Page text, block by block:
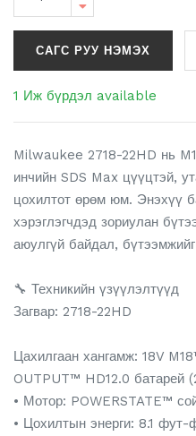
САГС РУУ НЭМЭХ
1 Иж бүрдэл available
Milwaukee 2718-22HD нь
инчийн SDS Max цүүцтэй,
цохилтот өрөм юм. Энэхүү
хэрэглэгчдэд зориулан
аюулгүй байдал,
🔧 Техникийн үзүүлэлтүүд
Загвар: 2718-22HD
Цахилгаан хангамж: 18V
OUTPUT™ HD12.0 батарей
• Мотор: POWERSTATE™
• Цохилтын энерги: 8.1